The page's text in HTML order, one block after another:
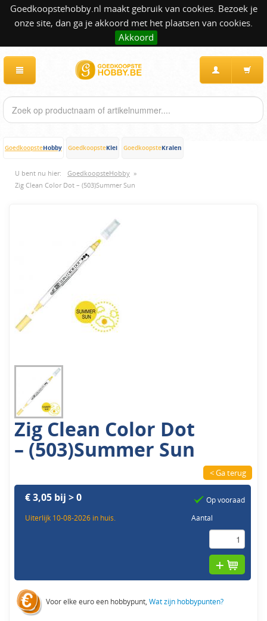
Goedkoopstehobby.nl maakt gebruik van cookies. Bezoek je
onze site, dan ga je akkoord met het plaatsen van cookies.
Akkoord
GoedkoopsteHobby GoedkoopsteKlei GoedkoopsteKralen
U bent nu hier: GoedkoopsteHobby »
Zig Clean Color Dot – (503)Summer Sun
Zig Clean Color Dot
– (503)Summer Sun
< Ga terug
€ 3,05 bij > 0
Uiterlijk 10-08-2026 in huis.
Op vooraad
Aantal
Voor elke euro een hobbypunt,Wat zijn hobbypunten?